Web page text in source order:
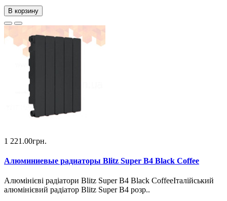
В корзину
1 221.00грн.
Алюминиевые радиаторы Blitz Super B4 Black Coffee
Алюмінієві радіатори Blitz Super B4 Black CoffeeІталійський
алюмінієвий радіатор Blitz Super B4 розр..